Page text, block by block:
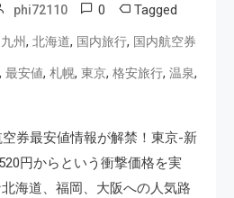
phi72110 0 Tagged
九州, 北海道, 国内旅行, 国内航空券
, 最安値, 札幌, 東京, 格安旅行, 温泉,
券最安値情報が解禁！東京-新
円からという衝撃価格を実
海道、福岡、大阪への人気路